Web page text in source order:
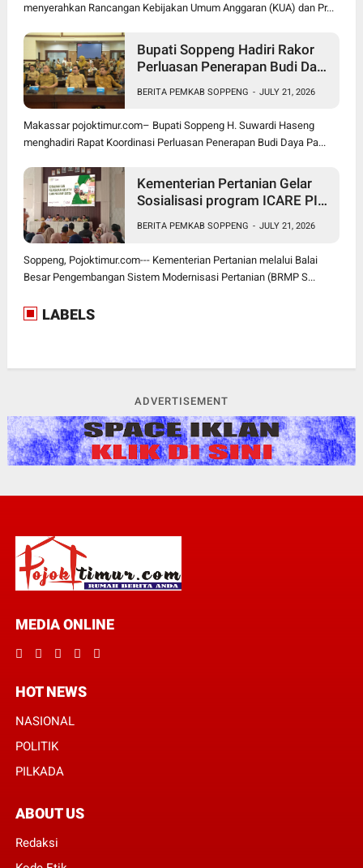
menyerahkan Rancangan Kebijakan Umum Anggaran (KUA) dan Pr...
Bupati Soppeng Hadiri Rakor
Perluasan Penerapan Budi Daya
BERITA PEMKAB SOPPENG - JULY 21, 2026
Makassar pojoktimur.com– Bupati Soppeng H. Suwardi Haseng
menghadiri Rapat Koordinasi Perluasan Penerapan Budi Daya Pa...
Kementerian Pertanian Gelar
Sosialisasi program ICARE PIU
BERITA PEMKAB SOPPENG - JULY 21, 2026
Soppeng, Pojoktimur.com--- Kementerian Pertanian melalui Balai
Besar Pengembangan Sistem Modernisasi Pertanian (BRMP S...
LABELS
ADVERTISEMENT
MEDIA ONLINE
HOT NEWS
NASIONAL
POLITIK
PILKADA
ABOUT US
Redaksi